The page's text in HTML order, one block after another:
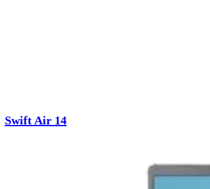
Swift Air 14